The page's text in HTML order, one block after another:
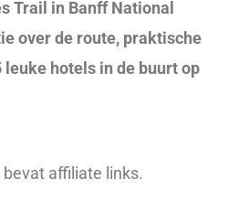
Trail in Banff National
over de route, praktische
leuke hotels in de buurt op
affiliate links.